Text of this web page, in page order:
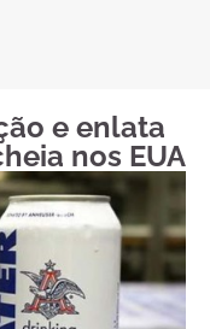
e enlata
nos EUA